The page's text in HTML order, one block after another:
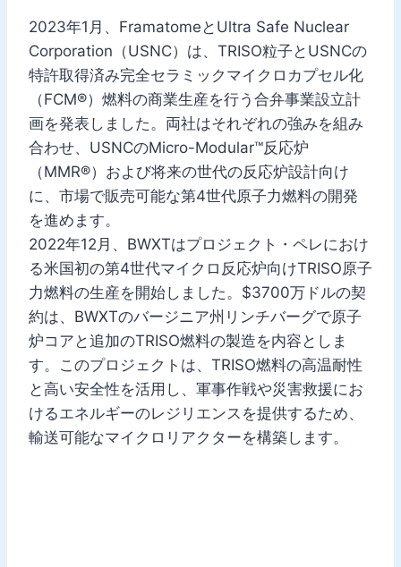
2023年1月、FramatomeとUltra Safe Nuclear
Corporation（USNC）は、TRISO粒子とUSNCの
特許取得済み完全セラミックマイクロカプセル化
（FCM®）燃料の商業生産を行う合弁事業設立計
画を発表しました。両社はそれぞれの強みを組み
合わせ、USNCのMicro-Modular™反応炉
（MMR®）および将来の世代の反応炉設計向け
に、市場で販売可能な第4世代原子力燃料の開発
を進めます。
2022年12月、BWXTはプロジェクト・ペレにおけ
る米国初の第4世代マイクロ反応炉向けTRISO原子
力燃料の生産を開始しました。$3700万ドルの契
約は、BWXTのバージニア州リンチバーグで原子
炉コアと追加のTRISO燃料の製造を内容としま
す。このプロジェクトは、TRISO燃料の高温耐性
と高い安全性を活用し、軍事作戦や災害救援にお
けるエネルギーのレジリエンスを提供するため、
輸送可能なマイクロリアクターを構築します。